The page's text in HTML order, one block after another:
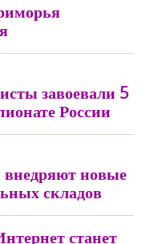
завоевали 5
России
новые
складов
станет